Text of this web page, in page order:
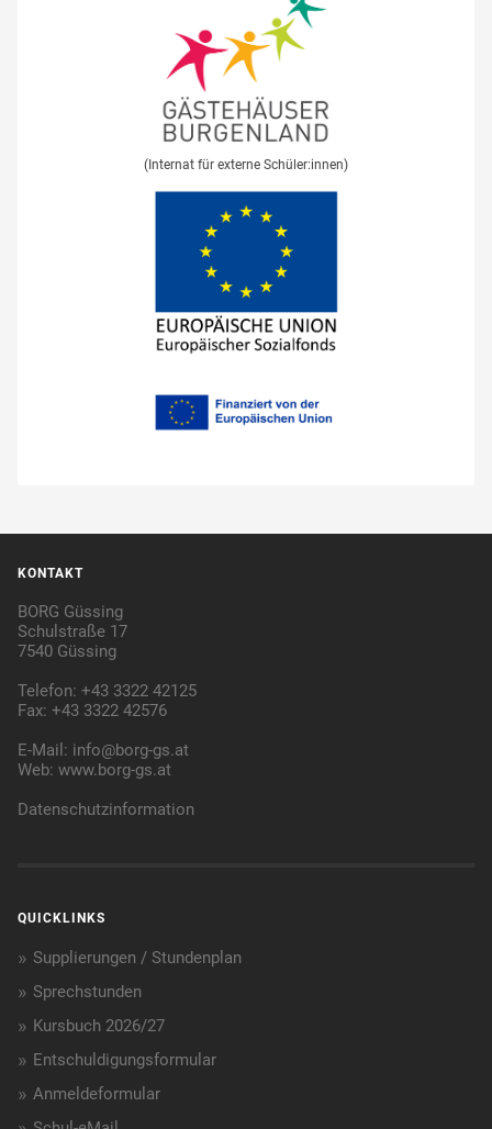
(Internat für externe Schüler:innen)
KONTAKT
BORG Güssing
Schulstraße 17
7540 Güssing
Telefon: +43 3322 42125
Fax: +43 3322 42576
E-Mail: info@borg-gs.at
Web:www.borg-gs.at
Datenschutzinformation
QUICKLINKS
Supplierungen / Stundenplan
Sprechstunden
Kursbuch 2026/27
Entschuldigungsformular
Anmeldeformular